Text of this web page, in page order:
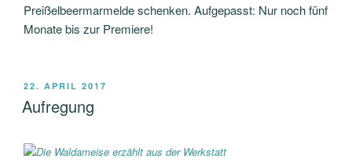
Preißelbeermarmelde schenken. Aufgepasst: Nur noch fünf
Monate bis zur Premiere!
VERÖFFENTLICHT
AM
22. APRIL 2017
Aufregung